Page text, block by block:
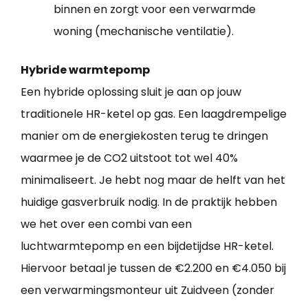
binnen en zorgt voor een verwarmde
woning (mechanische ventilatie).
Hybride warmtepomp
Een hybride oplossing sluit je aan op jouw
traditionele HR-ketel op gas. Een laagdrempelige
manier om de energiekosten terug te dringen
waarmee je de CO2 uitstoot tot wel 40%
minimaliseert. Je hebt nog maar de helft van het
huidige gasverbruik nodig. In de praktijk hebben
we het over een combi van een
luchtwarmtepomp en een bijdetijdse HR-ketel.
Hiervoor betaal je tussen de €2.200 en €4.050 bij
een verwarmingsmonteur uit Zuidveen (zonder